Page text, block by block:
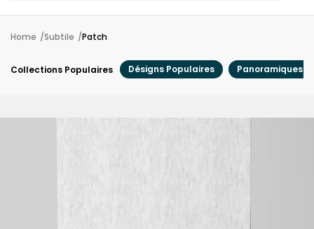
Home Subtile Patch
Collections Populaires Désigns Populaires Panoramiques